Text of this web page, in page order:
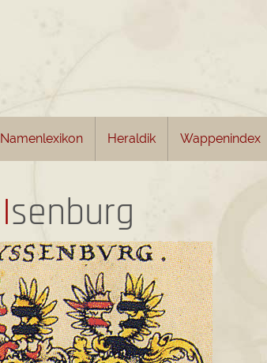
Namenlexikon Heraldik Wappenindex
Isenburg